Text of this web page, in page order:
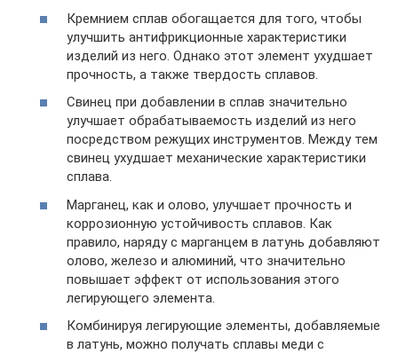
Кремнием сплав обогащается для того, чтобы
улучшить антифрикционные характеристики
изделий из него. Однако этот элемент ухудшает
прочность, а также твердость сплавов.
Свинец при добавлении в сплав значительно
улучшает обрабатываемость изделий из него
посредством режущих инструментов. Между тем
свинец ухудшает механические характеристики
сплава.
Марганец, как и олово, улучшает прочность и
коррозионную устойчивость сплавов. Как
правило, наряду с марганцем в латунь добавляют
олово, железо и алюминий, что значительно
повышает эффект от использования этого
легирующего элемента.
Комбинируя легирующие элементы, добавляемые
в латунь, можно получать сплавы меди с